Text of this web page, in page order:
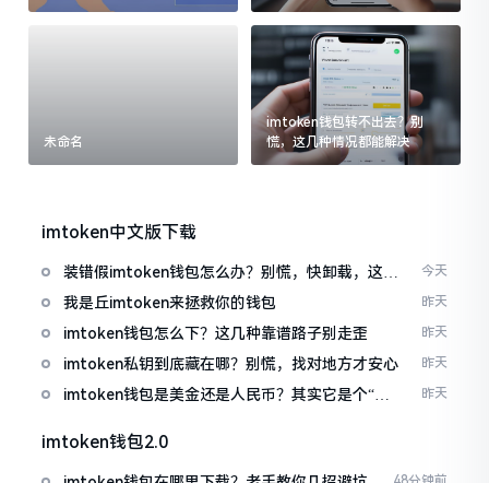
跌被套牢
未命名
imtoken钱包转不出去？别
慌，这几种情况都能解决
imtoken中文版下载
装错假imtoken钱包怎么办？别慌，快卸载，这几
招能救急
今天
我是丘imtoken来拯救你的钱包 昨天
imtoken钱包怎么下？这几种靠谱路子别走歪 昨天
imtoken私钥到底藏在哪？别慌，找对地方才安心 昨天
imtoken钱包是美金还是人民币？其实它是个“多
昨天
imtoken钱包2.0